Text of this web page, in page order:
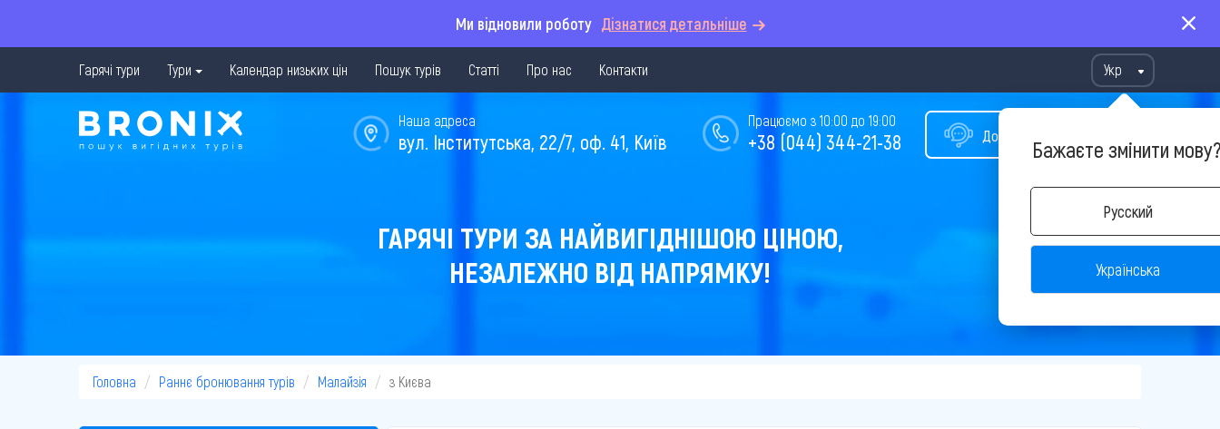
Ми відновили роботу Дізнатися детальніше
Гарячі тури Тури Календар низьких цін Пошук турів Статті Про нас Контакти Укр
Бажаєте змінити
Русский
Українська
Допомога у виборі туру
Працюємо з 10:00 до 19:00
+38 (044) 344-21-38
Наша адреса
вул. Інститутська, 22/7, оф. 41, Київ
ГАРЯЧІ ТУРИ ЗА НАЙВИГІДНІШОЮ ЦІНОЮ,
НЕЗАЛЕЖНО ВІД НАПРЯМКУ!
Головна Раннє бронювання турів Малайзія з Києва